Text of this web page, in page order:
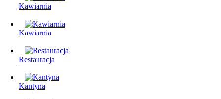
Kawiarnia
Kawiarnia
Restauracja
Kantyna